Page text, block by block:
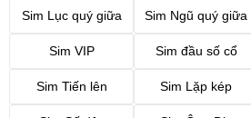
Sim Lục quý giữa Sim Ngũ quý giữa
Sim VIP Sim đầu số cổ
Sim Tiến lên Sim Lặp kép